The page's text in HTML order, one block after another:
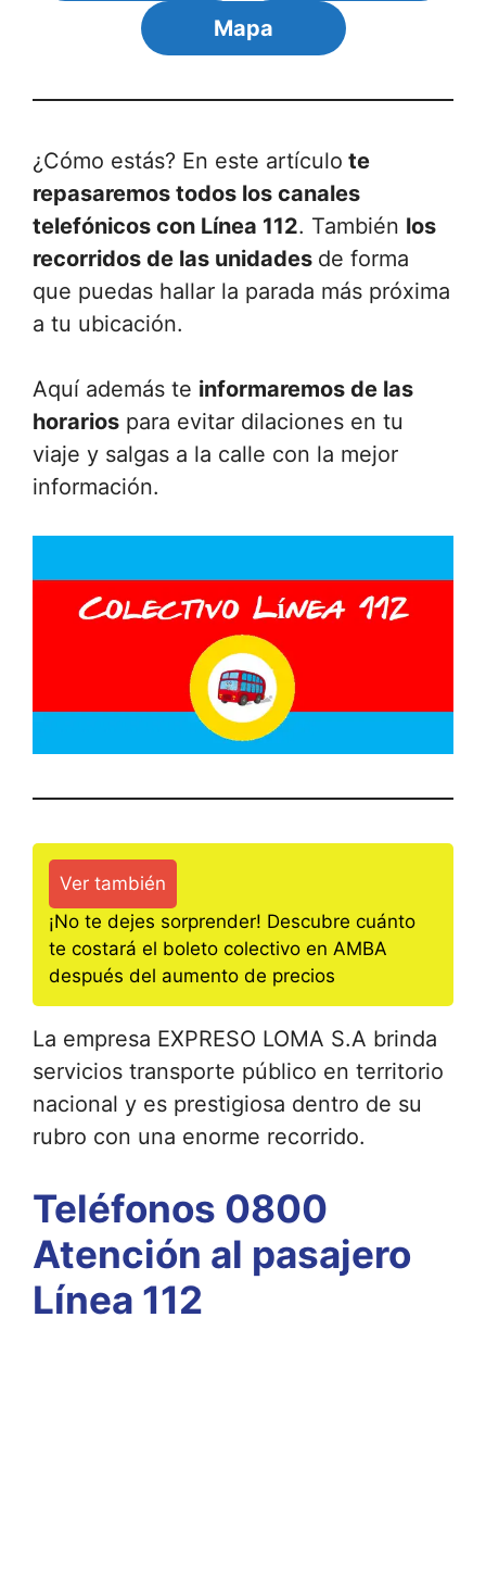
Mapa
¿Cómo estás? En este artículo te
repasaremos todos los canales
telefónicos con Línea 112. También los
recorridos de las unidades de forma
que puedas hallar la parada más próxima
a tu ubicación.
Aquí además te informaremos de las
horarios para evitar dilaciones en tu
viaje y salgas a la calle con la mejor
información.
Ver también
¡No te dejes sorprender! Descubre cuánto
te costará el boleto colectivo en AMBA
después del aumento de precios
La empresa EXPRESO LOMA S.A brinda
servicios transporte público en territorio
nacional y es prestigiosa dentro de su
rubro con una enorme recorrido.
Teléfonos 0800
Atención al pasajero
Línea 112